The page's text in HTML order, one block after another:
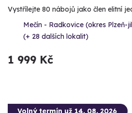
Vystřílejte 80 nábojů jako člen elitní
Mečín - Radkovice (okres Plzeň-
(+ 28 dalších lokalit)
1 999 Kč
Volný termín už 14. 08. 2026